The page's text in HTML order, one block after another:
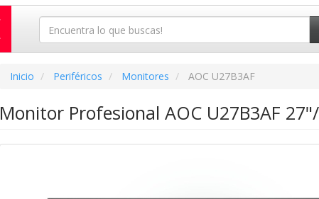
Inicio Periféricos Monitores AOC U27B3AF
Monitor Profesional AOC U27B3AF